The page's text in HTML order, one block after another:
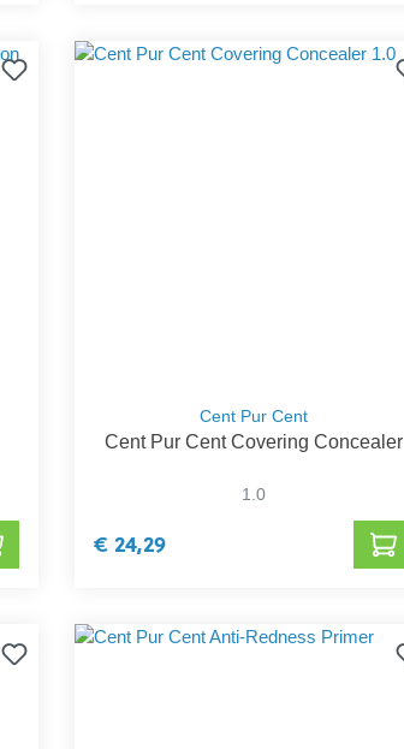
Cent Pur Cent
Cent Pur Cent Covering Concealer
1.0
€ 24,29